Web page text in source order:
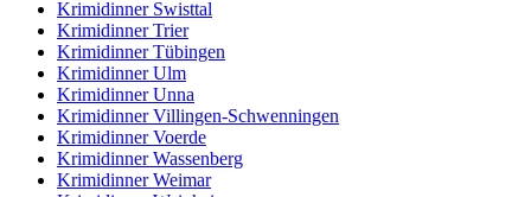
Krimidinner Swisttal
Krimidinner Trier
Krimidinner Tübingen
Krimidinner Ulm
Krimidinner Unna
Krimidinner Villingen-Schwenningen
Krimidinner Voerde
Krimidinner Wassenberg
Krimidinner Weimar